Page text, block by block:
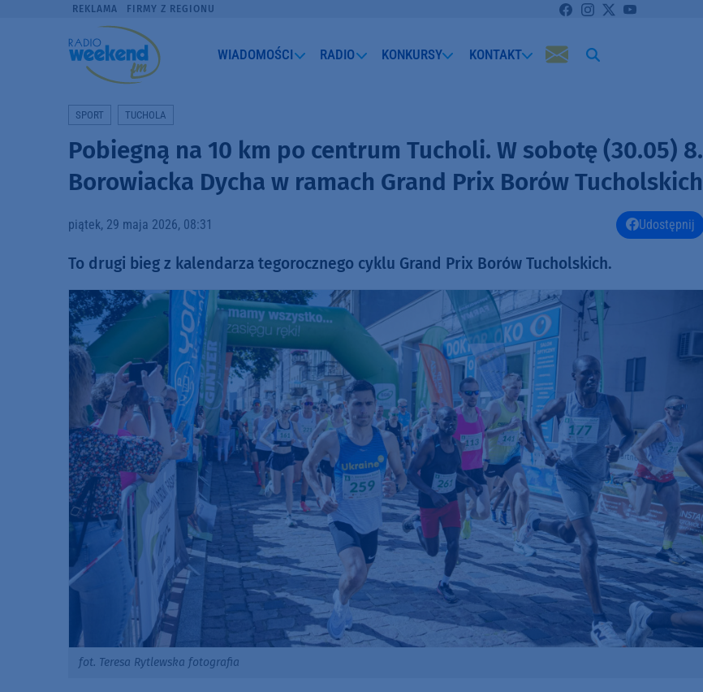
REKLAMA FIRMY Z REGIONU
WIADOMOŚCI RADIO KONKURSY KONTAKT
SPORT TUCHOLA
Pobiegną na 10 km po centrum Tucholi. W sobotę (30.05) 8.
Borowiacka Dycha w ramach Grand Prix Borów Tucholskich
piątek, 29 maja 2026, 08:31 Udostępnij
To drugi bieg z kalendarza tegorocznego cyklu Grand Prix Borów Tucholskich.
fot. Teresa Rytlewska fotografia